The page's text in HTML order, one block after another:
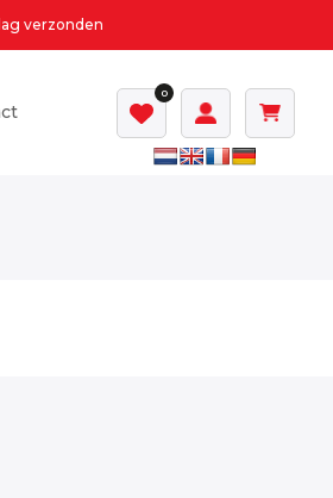
verzonden
0